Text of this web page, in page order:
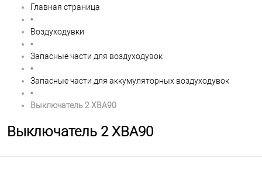
Главная страница
•
Воздуходувки
•
Запасные части для воздуходувок
•
Запасные части для аккумуляторных воздуходувок
•
Выключатель 2 XBA90
Выключатель 2 XBA90